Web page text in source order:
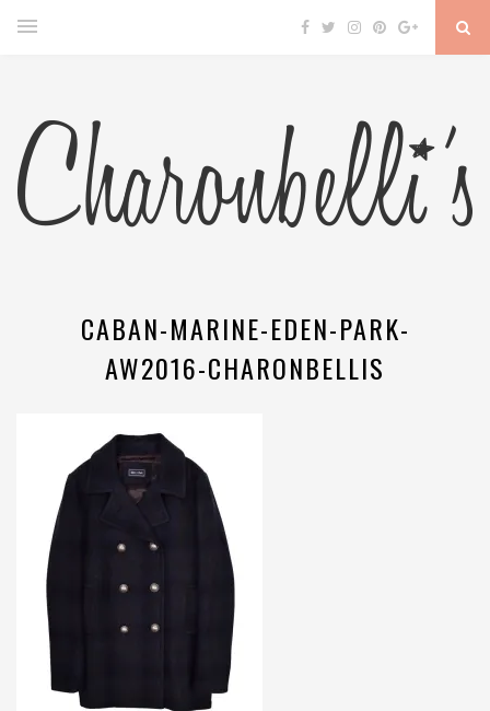
CABAN-MARINE-EDEN-PARK-
AW2016-CHARONBELLIS